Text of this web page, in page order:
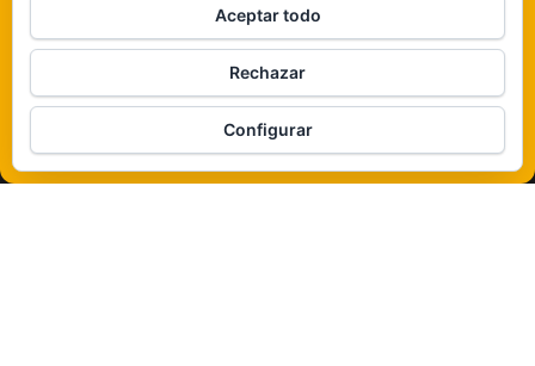
De ninguna manera
Veámos que hay aquí
Política de cookies
Funciona gracias aWordPress |Tema:Envo Magazine
Aceptar todo
Rechazar
Configurar